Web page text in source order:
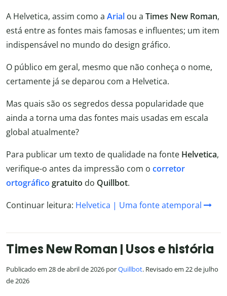
A Helvetica, assim como a Arial ou a Times New Roman,
está entre as fontes mais famosas e influentes; um item
indispensável no mundo do design gráfico.
O público em geral, mesmo que não conheça o nome,
certamente já se deparou com a Helvetica.
Mas quais são os segredos dessa popularidade que
ainda a torna uma das fontes mais usadas em escala
global atualmente?
Para publicar um texto de qualidade na fonte Helvetica,
verifique-o antes da impressão com o corretor
ortográfico gratuito do Quillbot.
Continuar leitura: Helvetica | Uma fonte atemporal
Times New Roman | Usos e história
Publicado em 28 de abril de 2026 porQuillbot. Revisado em 22 de julho
de 2026